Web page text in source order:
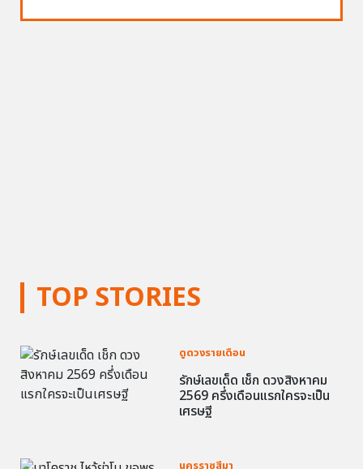
TOP STORIES
ดูดวงรายเดือน
รักษ์เลขเด็ด เช็ก ดวงสิงหาคม
2569 ครึ่งเดือนแรกใครจะเป็น
เศรษฐี
นครราชสีมา